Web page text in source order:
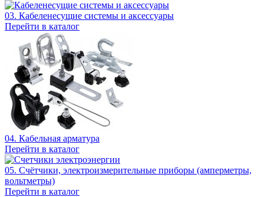
03. Кабеленесущие системы и аксессуары
Перейти в каталог
04. Кабельная арматура
Перейти в каталог
05. Счётчики, электроизмерительные приборы (амперметры,
вольтметры)
Перейти в каталог